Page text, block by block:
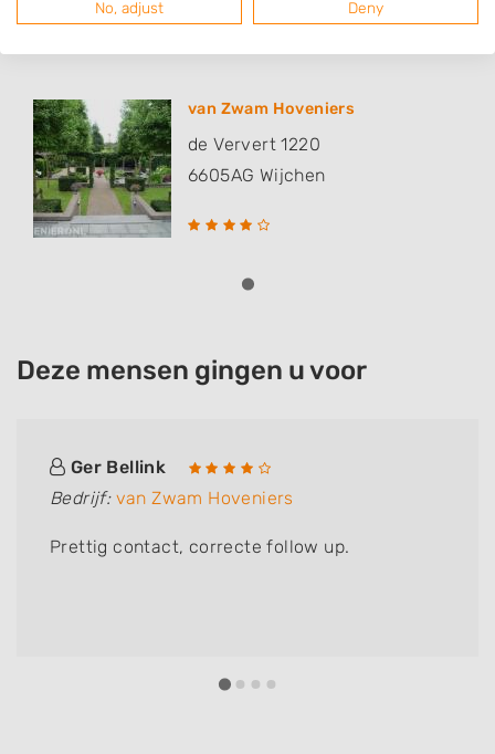
Populaire hoveniers
van Zwam Hoveniers
de Ververt 1220
6605AG Wijchen
Deze mensen gingen u voor
Ger Bellink
Bedrijf: van Zwam Hoveniers
Prettig contact, correcte follow up.
No, adjust Deny